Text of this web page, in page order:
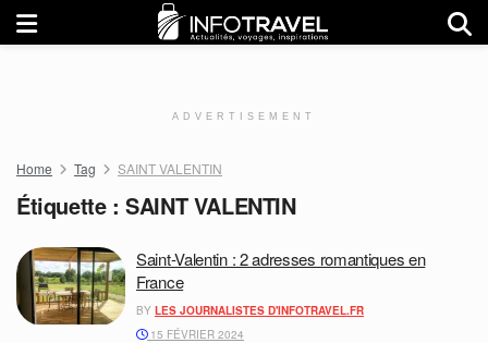
ADVERTISEMENT
Home Tag SAINT VALENTIN
Étiquette :SAINT VALENTIN
Saint-Valentin : 2 adresses romantiques en
France
BY LES JOURNALISTES D'INFOTRAVEL.FR
15 FÉVRIER 2024